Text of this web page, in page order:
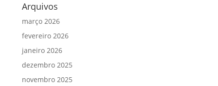
Arquivos
março 2026
fevereiro 2026
janeiro 2026
dezembro 2025
novembro 2025